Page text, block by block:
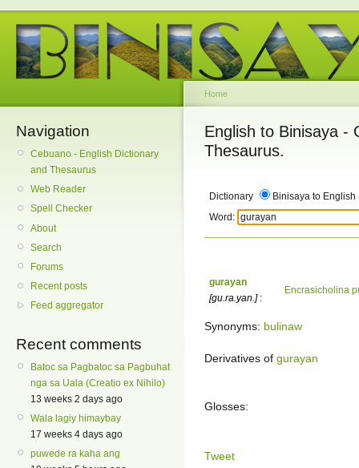
Navigation
Cebuano - English Dictionary
and Thesaurus
Web Reader
Spell Checker
About
Search
Forums
Recent posts
Feed aggregator
Recent comments
Batoc sa Pagbatoc sa Pagbuhat
nga sa Uala (Creatio ex Nihilo)
13 weeks 2 days ago
Wala lagiy himaybay
17 weeks 4 days ago
puwede ra kaha ang
Home
English to Binisaya -
Thesaurus.
Dictionary
Binisaya to English
Word:
gurayan
[gu.ra.yan.]:
Encrasicholina
Synonyms: bulinaw
Derivatives of gurayan
Glosses:
Tweet